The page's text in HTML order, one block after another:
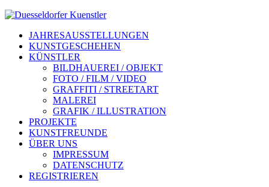
JAHRESAUSSTELLUNGEN
KUNSTGESCHEHEN
KÜNSTLER
BILDHAUEREI / OBJEKT
FOTO / FILM / VIDEO
GRAFFITI / STREETART
MALEREI
GRAFIK / ILLUSTRATION
PROJEKTE
KUNSTFREUNDE
ÜBER UNS
IMPRESSUM
DATENSCHUTZ
REGISTRIEREN